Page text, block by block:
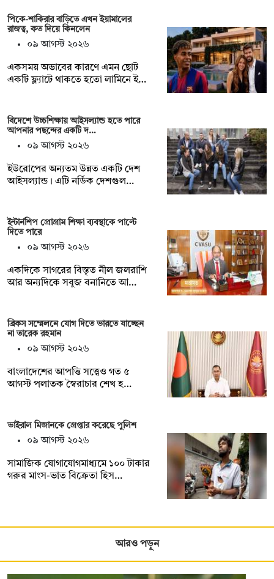
পিকে-শাকিরার বাড়িতে এখন ইয়ামালের
রাজত্ব, কত দিয়ে কিনলেন
০৯ আগস্ট ২০২৬
একসময় অভাবের কারণে এমন ছোট
একটি ফ্ল্যাটে থাকতে হতো লামিনে ই…
বিদেশে উচ্চশিক্ষায় আইসল্যান্ড হতে পারে
আপনার পছন্দের একটি দ…
০৯ আগস্ট ২০২৬
ইউরোপের অন্যতম উন্নত একটি দেশ
আইসল্যান্ড। এটি নর্ডিক দেশগুল…
ইন্টার্নশিপ প্রোগ্রাম শিক্ষা ব্যবস্থাকে পাল্টে
দিতে পারে
০৯ আগস্ট ২০২৬
একদিকে সাগরের বিস্তৃত নীল জলরাশি
আর অন্যদিকে সবুজ বনানিতে আ…
ব্রিকস সম্মেলনে যোগ দিতে ভারতে যাচ্ছেন
না তারেক রহমান
০৯ আগস্ট ২০২৬
বাংলাদেশের আপত্তি সত্ত্বেও গত ৫
আগস্ট পলাতক স্বৈরাচার শেখ হ…
ভাইরাল মিজানকে গ্রেপ্তার করেছে পুলিশ
০৯ আগস্ট ২০২৬
সামাজিক যোগাযোগমাধ্যমে ১০০ টাকার
গরুর মাংস-ভাত বিক্রেতা হিস…
আরও পড়ুন